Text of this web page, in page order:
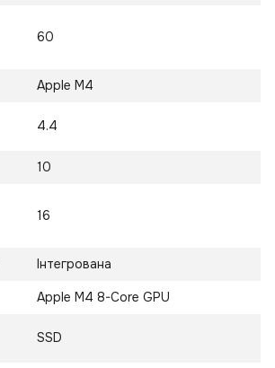
60
Apple M4
4.4
10
16
Інтегрована
Apple M4 8-Core GPU
SSD